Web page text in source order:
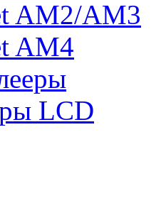
AM2/AM3
AM4
LCD